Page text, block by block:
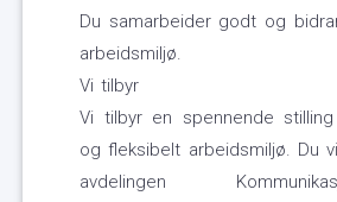
Du samarbeider godt og
arbeidsmiljø.
Vi tilbyr
Vi tilbyr en spennende
og fleksibelt arbeidsmiljø. Du
avdelingen